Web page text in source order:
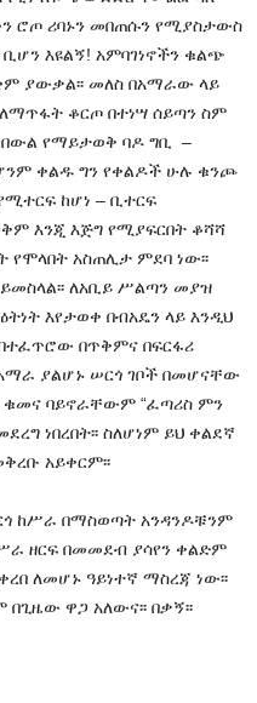
ሪባኑን መበጠሱን የሚያስታውስ
እዩልኝ! አምባገነኖችን ቁልጭ
ያውቃል፡፡ መለስ በአማራው ላይ
ቆርጦ በተነሣ ሰይጣን ስም
በውል የማይታወቅ ባዶ ግቢ –
ቀልዱ ግን የቀልዶች ሁሉ ቁንጮ
ከሆነ – ቢተርፍ
እንጂ እጅግ የሚያፍርበት ቆሻሻ
አስጠሊታ ምደባ ነው፡፡
ለአቢይ ሥልጣን መያዝ
እየታወቀ በብአዴን ላይ እንዲህ
በጥቅምና በፍርፋሪ
ያልሆኑ ሠርጎ ገቦች በመሆናቸው
ቁመና ባይኖራቸውም “ፈጣሪስ ምን
ነበረበት፡፡ ስለሆነም ይህ ቀልደኛ
አይቀርም፡፡
ከሥራ በማስወጣት አንዳንዶቹንም
ዘርፍ በመመደብ ያሳየን ቀልድም
ለመሆኑ ዓይነተኛ ማስረጃ ነው፡፡
ዋጋ አለውና፡፡ በቃኝ፡፡